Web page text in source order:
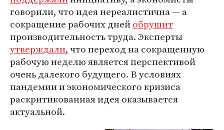
говорили, что идея нереалистична — а
сокращение рабочих днейобрушит
производительность труда. Эксперты
утверждали, что переход на сокращенную
рабочую неделю является перспективой
очень далекого будущего. В условиях
пандемии и экономического кризиса
раскритикованная идея оказывается
актуальной.